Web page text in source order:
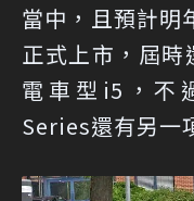
當中，且預計明
正式上市，屆時
電車型i5，不
Series還有另一